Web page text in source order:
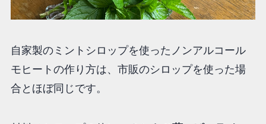
自家製のミントシロップを使ったノンアルコール
モヒートの作り方は、市販のシロップを使った場
合とほぼ同じです。